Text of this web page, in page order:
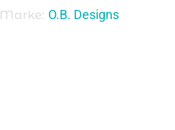
Marke: O.B. Designs